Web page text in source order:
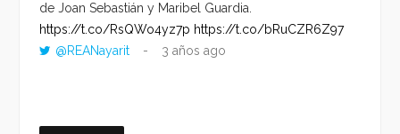
de Joan Sebastián y Maribel Guardia.
https://t.co/RsQWo4yz7p https://t.co/bRuCZR6Z97
@REANayarit
3 años ago